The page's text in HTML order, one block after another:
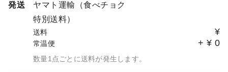
発送
ヤマト運輸（食べチョク
特別送料）
送料 ¥
常温便 + ¥ 0
数量1点ごとに送料が発生します。